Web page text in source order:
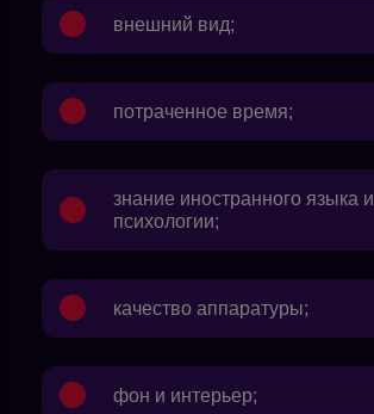
внешний вид;
потраченное время;
знание иностранного языка и
психологии;
качество аппаратуры;
фон и интерьер;